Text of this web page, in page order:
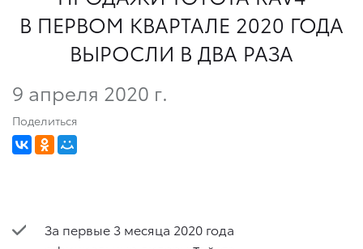
В ПЕРВОМ КВАРТАЛЕ 2020 ГОДА
ВЫРОСЛИ В ДВА РАЗА
9 апреля 2020 г.
Поделиться
За первые 3 месяца 2020 года